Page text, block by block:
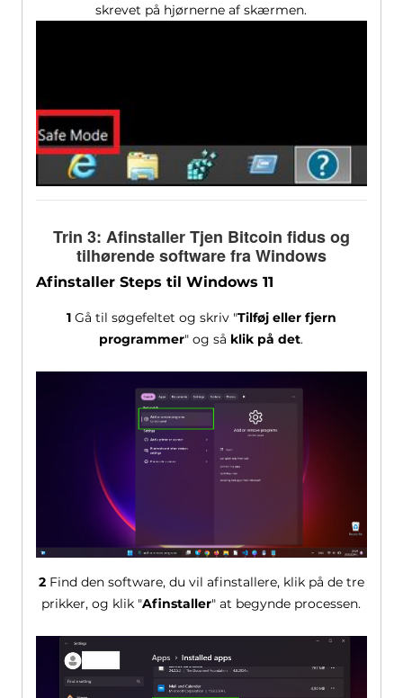
skrevet på hjørnerne af skærmen.
Trin 3: Afinstaller Tjen Bitcoin fidus og
tilhørende software fra Windows
Afinstaller Steps til Windows 11
1Gå til søgefeltet og skriv "Tilføj eller fjern
programmer" og så klik på det.
2Find den software, du vil afinstallere, klik på de tre
prikker, og klik "Afinstaller" at begynde processen.